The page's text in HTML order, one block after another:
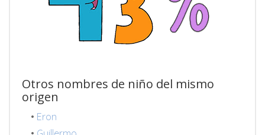
Otros nombres de niño del mismo
origen
• Eron